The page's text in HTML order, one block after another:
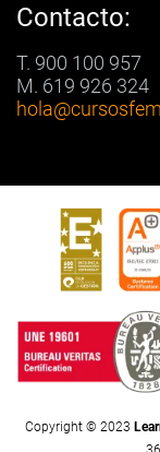
Contacto:
T. 900 100 957
M. 619 926 324
hola
Copyright © 2023